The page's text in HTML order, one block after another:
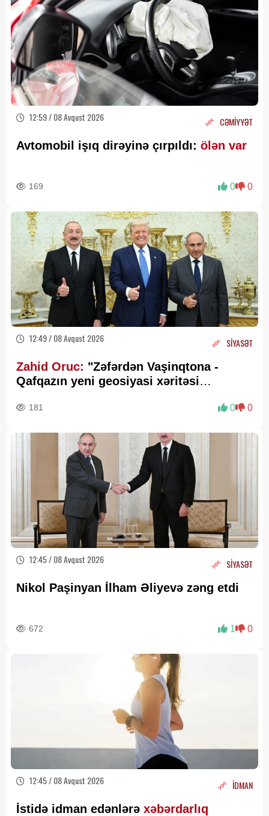
12:59 / 08 Avqust 2026 CƏMİYYƏT
Avtomobil işıq dirəyinə çırpıldı: ölən var
169 0 0
12:49 / 08 Avqust 2026 SİYASƏT
Zahid Oruc: "Zəfərdən Vaşinqtona -
Qafqazın yeni geosiyasi xəritəsi
181 0 0
12:45 / 08 Avqust 2026 SİYASƏT
Nikol Paşinyan İlham Əliyevə zəng etdi
672 1 0
12:45 / 08 Avqust 2026 İDMAN
İstidə idman edənlərə xəbərdarlıq